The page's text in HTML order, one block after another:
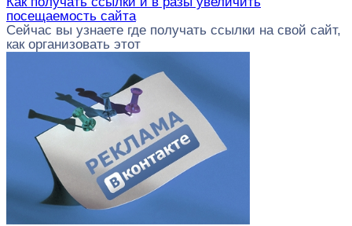
посещаемость сайта
Сейчас вы узнаете где получать ссылки на свой сайт,
как организовать этот